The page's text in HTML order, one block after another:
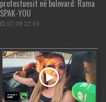
protestuesit në bulevard: Rama
SPAK-YOU
07/08 22:59